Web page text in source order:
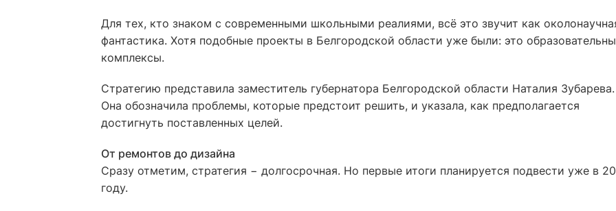
Для тех, кто знаком с современными школьными реалиями, всё это звучит как
фантастика. Хотя подобные проекты в Белгородской области уже были: это
комплексы.
Стратегию представила заместитель губернатора Белгородской области Наталия Зубарева.
Она обозначила проблемы, которые предстоит решить, и указала, как предполагается
достигнуть поставленных целей.
От ремонтов до дизайна
Сразу отметим, стратегия − долгосрочная. Но первые итоги планируется подвести уже в
году.